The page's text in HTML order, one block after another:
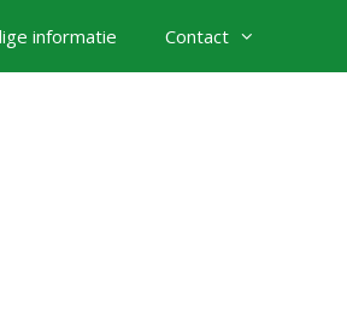
informatie Contact